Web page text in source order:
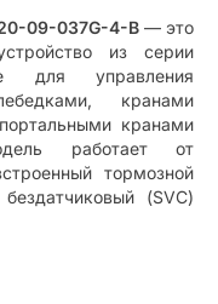
09-037G-4-B— это
из серии
для управления
кранами
кранами
работает от
тормозной
(SVC)